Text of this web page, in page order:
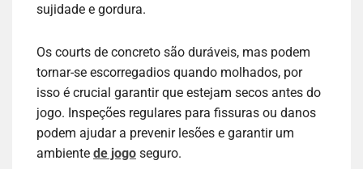
sujidade e gordura.
Os courts de concreto são duráveis, mas podem
tornar-se escorregadios quando molhados, por
isso é crucial garantir que estejam secos antes do
jogo. Inspeções regulares para fissuras ou danos
podem ajudar a prevenir lesões e garantir um
ambiente de jogo seguro.